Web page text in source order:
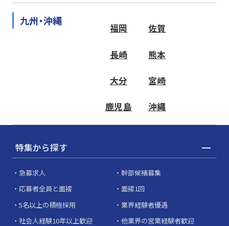
九州・沖縄
福岡 佐賀
長崎 熊本
大分 宮崎
鹿児島 沖縄
特集から探す
急募求人
幹部候補募集
応募者全員と面接
面接1回
5名以上の積極採用
業界経験者優遇
社会人経験10年以上歓迎
他業界の営業経験者歓迎